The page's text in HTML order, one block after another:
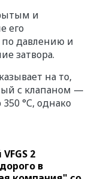
и
его
давлению и
затвора.
на то,
с клапаном —
°С, однако
2
в